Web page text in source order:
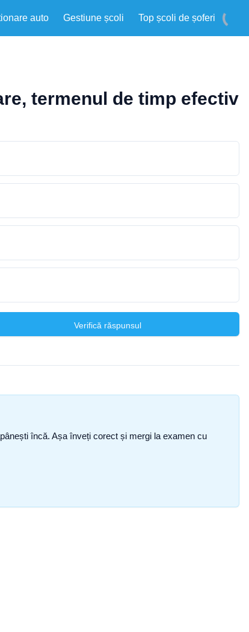
auto Gestiune școli Top școli de șoferi
termenul de timp efectiv
Verifică răspunsul
încă. Așa înveți corect și mergi la examen cu